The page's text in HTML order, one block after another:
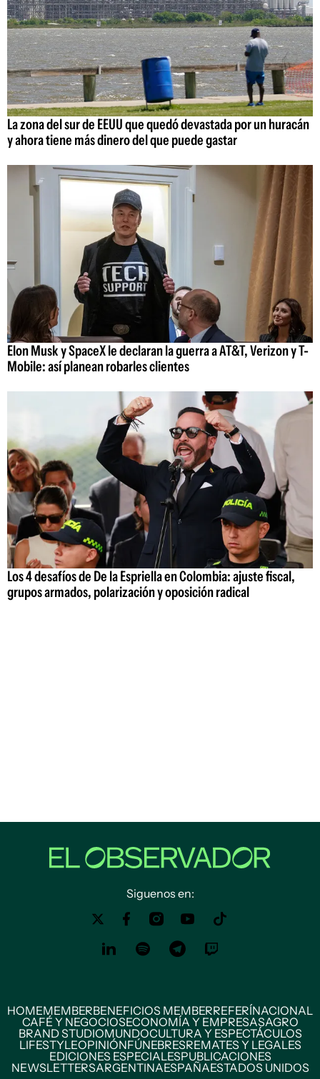
La zona del sur de EEUU que quedó devastada por un huracán
y ahora tiene más dinero del que puede gastar
Elon Musk y SpaceX le declaran la guerra a AT&T, Verizon y T-
Mobile: así planean robarles clientes
Los 4 desafíos de De la Espriella en Colombia: ajuste fiscal,
grupos armados, polarización y oposición radical
Siguenos en:
HOMEMEMBERBENEFICIOS MEMBERREFERÍNACIONAL
CAFÉ Y NEGOCIOSECONOMÍA Y EMPRESASAGRO
BRAND STUDIOMUNDOCULTURA Y ESPECTÁCULOS
LIFESTYLEOPINIÓNFÚNEBRESREMATES Y LEGALES
EDICIONES ESPECIALESPUBLICACIONES
NEWSLETTERSARGENTINAESPAÑAESTADOS UNIDOS